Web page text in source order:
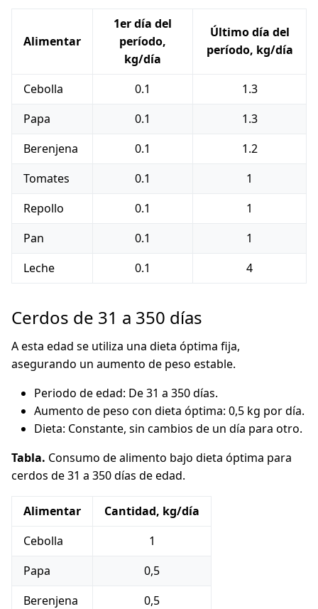
Alimentar
1er día del
período,
kg/día
Último día del
período, kg/día
Cebolla 0.1
1.3
Papa
0.1
1.3
Berenjena
0.1
1.2
Tomates
0.1
1
Repollo
0.1
1
Pan
0.1
1
Leche
0.1 4
Cerdos de 31 a 350 días
A esta edad se utiliza una dieta óptima fija,
asegurando un aumento de peso estable.
Periodo de edad: De 31 a 350 días.
Aumento de peso con dieta óptima: 0,5 kg por día.
Dieta: Constante, sin cambios de un día para otro.
Tabla. Consumo de alimento bajo dieta óptima para
cerdos de 31 a 350 días de edad.
Alimentar
Cantidad, kg/día
Cebolla
1
Papa
0,5
Berenjena
0,5